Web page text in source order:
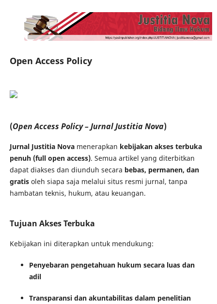
Open Access Policy
(Open Access Policy – Jurnal Justitia Nova)
Jurnal Justitia Novamenerapkan kebijakan akses terbuka
penuh (full open access). Semua artikel yang diterbitkan
dapat diakses dan diunduh secara bebas, permanen, dan
gratisoleh siapa saja melalui situs resmi jurnal, tanpa
hambatan teknis, hukum, atau keuangan.
Tujuan Akses Terbuka
Kebijakan ini diterapkan untuk mendukung:
Penyebaran pengetahuan hukum secara luas dan
adil
Transparansi dan akuntabilitas dalam penelitian